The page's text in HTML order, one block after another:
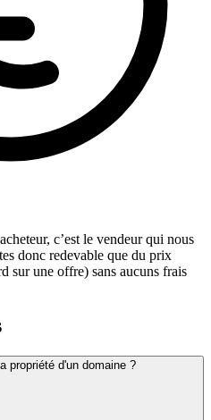
c’est le vendeur qui nous
donc redevable que du prix
sur une offre) sans aucuns frais
propriété d'un domaine ?